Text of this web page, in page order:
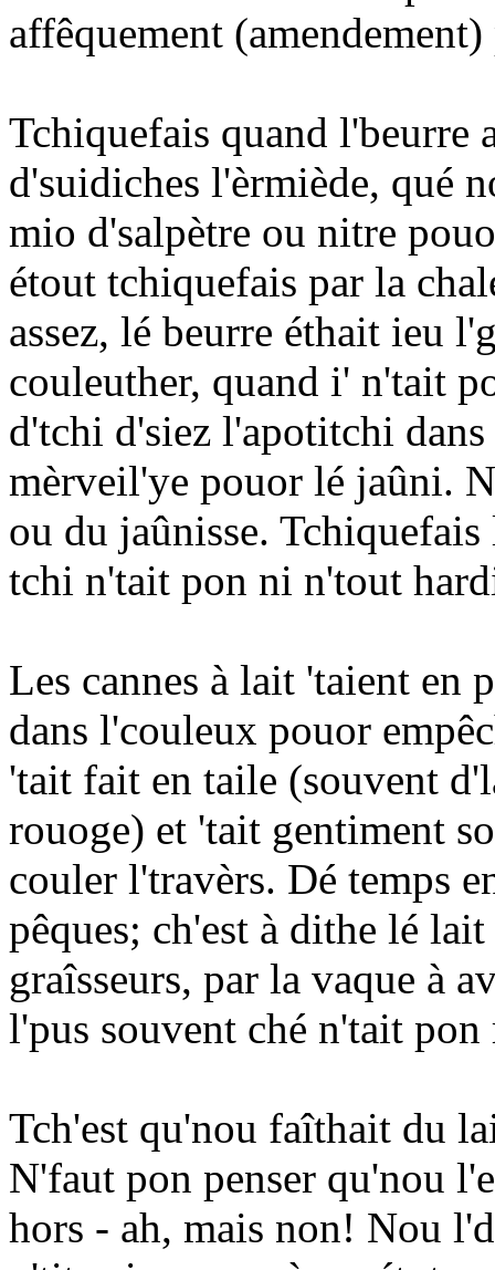
affêquement
Tchiquefais quand l'beurre
d'suidiches l'èrmiède, qué
mio d'salpètre ou nitre
étout tchiquefais par la
assez, lé beurre éthait ieu
couleuther, quand i' n'tait
d'tchi d'siez l'apotitchi
mèrveil'ye pouor lé jaûni.
ou du jaûnisse.
tchi n'tait pon ni n'tout
Les cannes à lait 'taient en
dans l'couleux pouor
'tait fait en taile (souvent
rouoge) et 'tait gentiment
couler l'travèrs. Dé temps
pêques; ch'est à dithe lé
graîsseurs, par la vaque à
l'pus souvent ché n'tait
Tch'est qu'nou faîthait du
N'faut pon penser qu'nou
hors - ah, mais non! Nou